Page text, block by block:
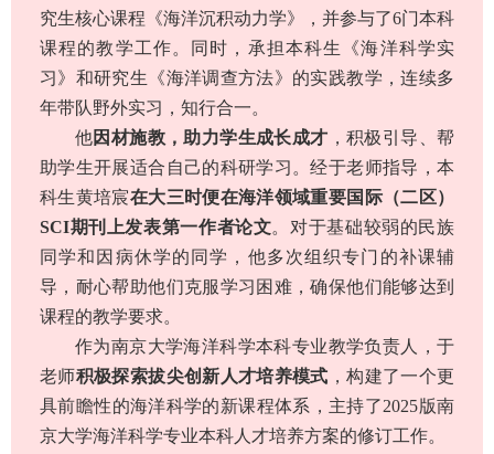
究生核心课程《海洋沉积动力学》，并参与了6门本科
课程的教学工作。同时，承担本科生《海洋科学实
习》和研究生《海洋调查方法》的实践教学，连续多
年带队野外实习，知行合一。
他因材施教，助力学生成长成才 ，积极引导、帮
助学生开展适合自己的科研学习。经于老师指导，本
科生黄培宸在大三时便在海洋领域重要国际（二区）
SCI期刊上发表第一作者论文。对于基础较弱的民族
同学和因病休学的同学，他多次组织专门的补课辅
导，耐心帮助他们克服学习困难，确保他们能够达到
课程的教学要求。
作为南京大学海洋科学本科专业教学负责人，于
老师积极探索拔尖创新人才培养模式 ，构建了一个更
具前瞻性的海洋科学的新课程体系，主持了2025版南
京大学海洋科学专业本科人才培养方案的修订工作。